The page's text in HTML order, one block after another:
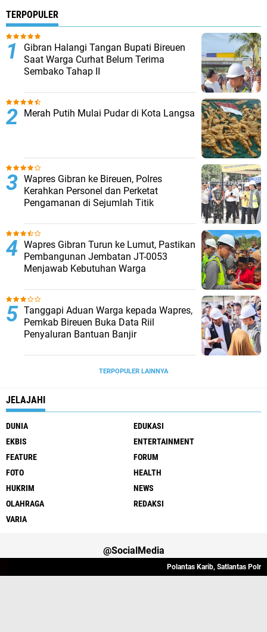
TERPOPULER
Gibran Halangi Tangan Bupati Bireuen
Saat Warga Curhat Belum Terima
Sembako Tahap II
Merah Putih Mulai Pudar di Kota Langsa
Wapres Gibran ke Bireuen, Polres
Kerahkan Personel dan Perketat
Pengamanan di Sejumlah Titik
Wapres Gibran Turun ke Lumut, Pastikan
Pembangunan Jembatan JT-0053
Menjawab Kebutuhan Warga
Tanggapi Aduan Warga kepada Wapres,
Pemkab Bireuen Buka Data Riil
Penyaluran Bantuan Banjir
TERPOPULER LAINNYA
JELAJAHI
DUNIA
EDUKASI
EKBIS
ENTERTAINMENT
FEATURE
FORUM
FOTO
HEALTH
HUKRIM
NEWS
OLAHRAGA
REDAKSI
VARIA
@SocialMedia
Polantas Karib, Satlantas